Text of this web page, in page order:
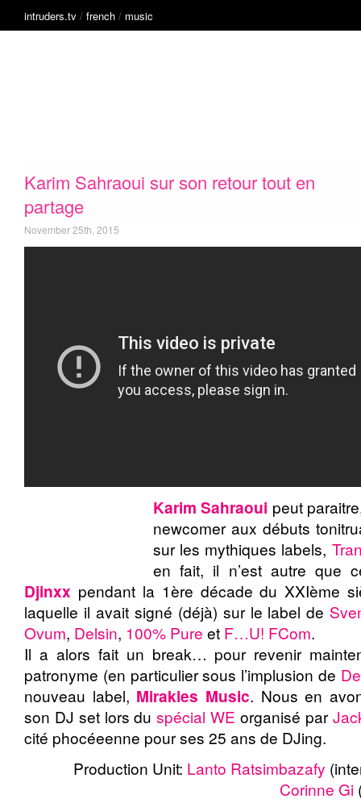
intruders.tv / french / music
Karim Sahraoui sur son retour tout en
partage
November 25th, 2015
Karim Sahraoui peut
newcomer aux débuts
sur les mythiques labels,
en fait, il n’est autre que
Djinxx pendant la 1ère décade du XXIème
laquelle il avait signé (déjà) sur le label de
Ovum, Delsin, 100% Pure et F…U! FCom.
Il a alors fait un break… pour revenir
patronyme (en particulier sous l’implusion de
nouveau label, Mirakles Music. Nous en
son DJ set lors duspécial WE organisé par
cité phocéeenne pour ses 25 ans de DJing.
Production Unit: Lanto Ratsimbazafy
Corinne Gi